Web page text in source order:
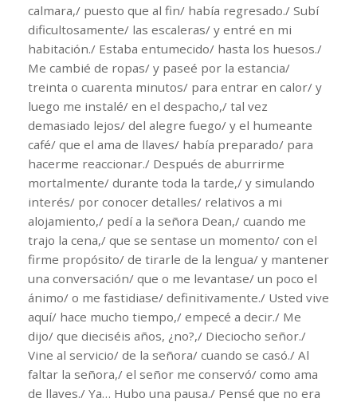
calmara,/ puesto que al fin/ había regresado./ Subí
dificultosamente/ las escaleras/ y entré en mi
habitación./ Estaba entumecido/ hasta los huesos./
Me cambié de ropas/ y paseé por la estancia/
treinta o cuarenta minutos/ para entrar en calor/ y
luego me instalé/ en el despacho,/ tal vez
demasiado lejos/ del alegre fuego/ y el humeante
café/ que el ama de llaves/ había preparado/ para
hacerme reaccionar./ Después de aburrirme
mortalmente/ durante toda la tarde,/ y simulando
interés/ por conocer detalles/ relativos a mi
alojamiento,/ pedí a la señora Dean,/ cuando me
trajo la cena,/ que se sentase un momento/ con el
firme propósito/ de tirarle de la lengua/ y mantener
una conversación/ que o me levantase/ un poco el
ánimo/ o me fastidiase/ definitivamente./ Usted vive
aquí/ hace mucho tiempo,/ empecé a decir./ Me
dijo/ que dieciséis años, ¿no?,/ Dieciocho señor./
Vine al servicio/ de la señora/ cuando se casó./ Al
faltar la señora,/ el señor me conservó/ como ama
de llaves./ Ya… Hubo una pausa./ Pensé que no era